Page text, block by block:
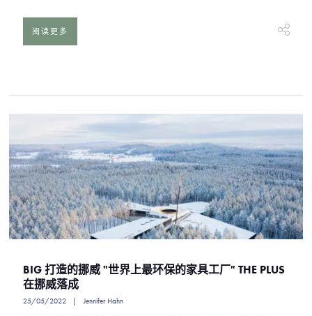
阅读更多
BIG 打造的挪威 "世界上最环保的家具工厂" THE PLUS
在挪威落成
25/05/2022 Jennifer Hahn